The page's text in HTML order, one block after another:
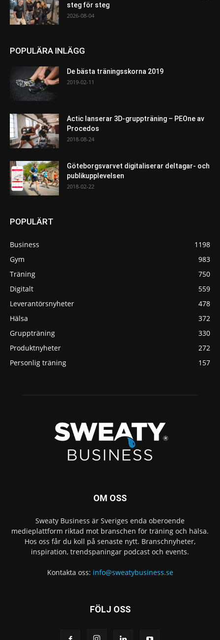
steg för steg
2026-08-04
POPULÄRA INLÄGG
De bästa träningsskorna 2019
2019-02-11
Actic lanserar 3D-gruppträning – PEOne av
Procedos
2018-08-24
Göteborgsvarvet digitaliserar deltagar- och
publikupplevelsen
2018-02-22
POPULÄRT
Business
1198
Gym
983
Träning
750
Digitalt
559
Leverantörsnyheter
478
Hälsa
372
Gruppträning
330
Produktnyheter
272
Personlig träning
157
OM OSS
Sweaty Business är Sveriges enda oberoende
medieplattform riktad mot branschen för träning och hälsa.
Hos oss får du koll på senaste nytt. Branschnyheter,
inspiration, trendspaningar podcast och events.
Kontakta oss: info@sweatybusiness.se
FÖLJ OSS